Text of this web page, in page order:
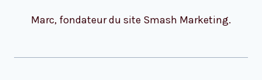
Marc, fondateur du site Smash Marketing.